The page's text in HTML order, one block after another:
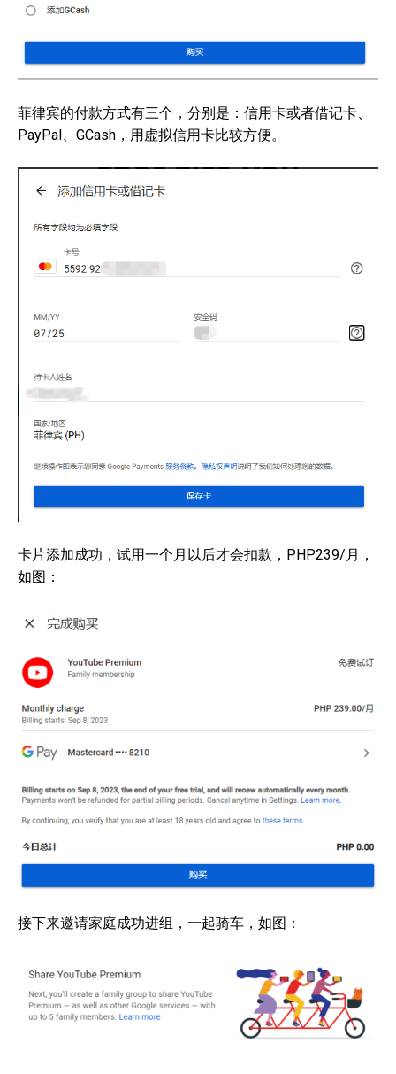
菲律宾的付款方式有三个，分别是：信用卡或者借记卡、
PayPal、GCash，用虚拟信用卡比较方便。
卡片添加成功，试用一个月以后才会扣款，PHP239/月，
如图：
接下来邀请家庭成功进组，一起骑车，如图：